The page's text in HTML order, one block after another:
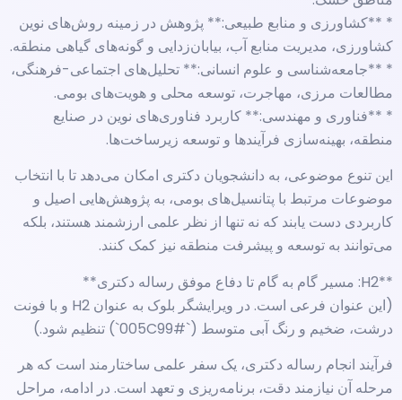
* **کشاورزی و منابع طبیعی:** پژوهش در زمینه روش‌های نوین
کشاورزی، مدیریت منابع آب، بیابان‌زدایی و گونه‌های گیاهی منطقه.
* **جامعه‌شناسی و علوم انسانی:** تحلیل‌های اجتماعی-فرهنگی،
مطالعات مرزی، مهاجرت، توسعه محلی و هویت‌های بومی.
* **فناوری و مهندسی:** کاربرد فناوری‌های نوین در صنایع
منطقه، بهینه‌سازی فرآیندها و توسعه زیرساخت‌ها.
این تنوع موضوعی، به دانشجویان دکتری امکان می‌دهد تا با انتخاب
موضوعات مرتبط با پتانسیل‌های بومی، به پژوهش‌هایی اصیل و
کاربردی دست یابند که نه تنها از نظر علمی ارزشمند هستند، بلکه
می‌توانند به توسعه و پیشرفت منطقه نیز کمک کنند.
**H2: مسیر گام به گام تا دفاع موفق رساله دکتری**
(این عنوان فرعی است. در ویرایشگر بلوک به عنوان H2 و با فونت
درشت، ضخیم و رنگ آبی متوسط (`#005C99`) تنظیم شود.)
فرآیند انجام رساله دکتری، یک سفر علمی ساختارمند است که هر
مرحله آن نیازمند دقت، برنامه‌ریزی و تعهد است. در ادامه، مراحل